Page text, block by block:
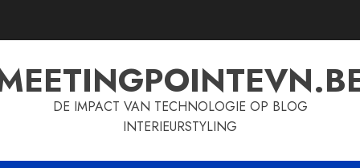
DE IMPACT VAN TECHNOLOGIE OP BLOG
INTERIEURSTYLING